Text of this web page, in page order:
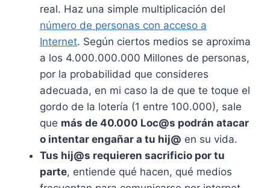
real. Haz una simple multiplicación del
número de personas con acceso a
Internet. Según ciertos medios se aproxima
a los 4.000.000.000 Millones de personas,
por la probabilidad que consideres
adecuada, en mi caso la de que te toque el
gordo de la lotería (1 entre 100.000), sale
que más de 40.000 Loc@s podrán atacar
o intentar engañar a tu hij@ en su vida.
Tus hij@s requieren sacrificio por tu
parte, entiende qué hacen, qué medios